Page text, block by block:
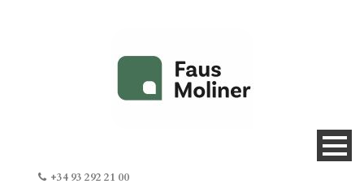
+34 93 292 21 00